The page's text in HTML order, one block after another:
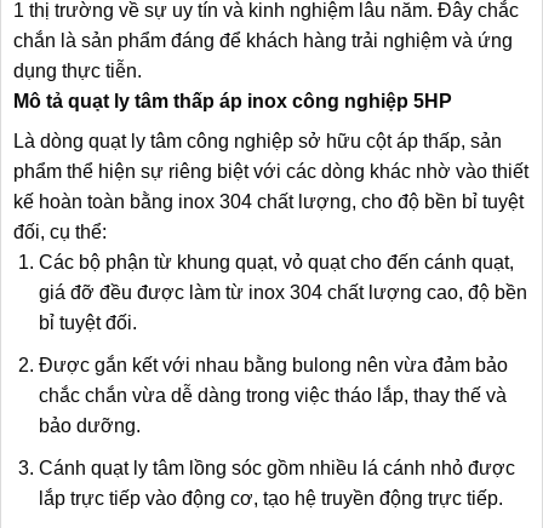
1 thị trường về sự uy tín và kinh nghiệm lâu năm. Đây chắc
chắn là sản phẩm đáng để khách hàng trải nghiệm và ứng
dụng thực tiễn.
Mô tả quạt ly tâm thấp áp inox công nghiệp 5HP
Là dòng quạt ly tâm công nghiệp sở hữu cột áp thấp, sản
phẩm thể hiện sự riêng biệt với các dòng khác nhờ vào thiết
kế hoàn toàn bằng inox 304 chất lượng, cho độ bền bỉ tuyệt
đối, cụ thể:
Các bộ phận từ khung quạt, vỏ quạt cho đến cánh quạt,
giá đỡ đều được làm từ inox 304 chất lượng cao, độ bền
bỉ tuyệt đối.
Được gắn kết với nhau bằng bulong nên vừa đảm bảo
chắc chắn vừa dễ dàng trong việc tháo lắp, thay thế và
bảo dưỡng.
Cánh quạt ly tâm lồng sóc gồm nhiều lá cánh nhỏ được
lắp trực tiếp vào động cơ, tạo hệ truyền động trực tiếp.